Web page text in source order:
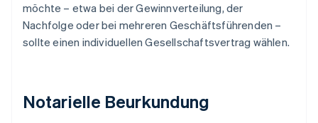
möchte – etwa bei der Gewinnverteilung, der
Nachfolge oder bei mehreren Geschäftsführenden –
sollte einen individuellen Gesellschaftsvertrag wählen.
Notarielle Beurkundung